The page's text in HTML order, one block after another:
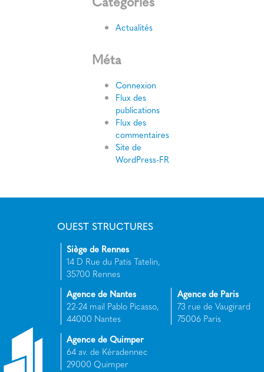
Actualités
Méta
Connexion
Flux des
publications
Flux des
commentaires
Site de
WordPress-FR
OUEST STRUCTURES
Siège de Rennes
14 D Rue du Patis Tatelin,
35700 Rennes
Agence de Nantes
22-24 mail Pablo Picasso,
44000 Nantes
Agence de Paris
73 rue de Vaugirard
75006 Paris
Agence de Quimper
64 av. de Kéradennec
29000 Quimper